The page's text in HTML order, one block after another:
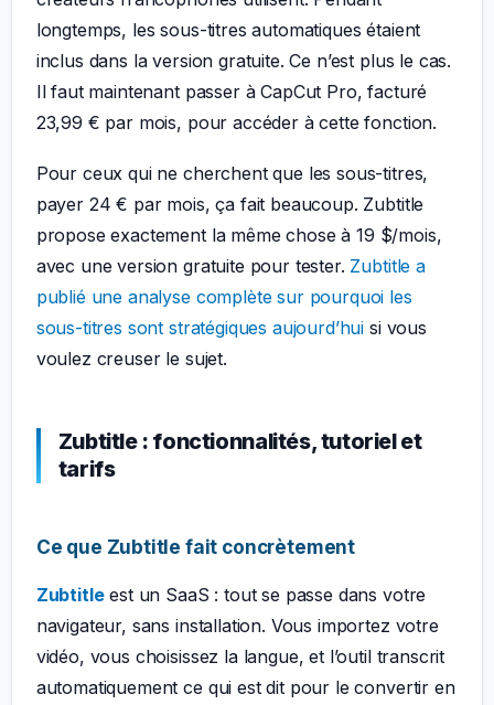
longtemps, les sous-titres automatiques étaient
inclus dans la version gratuite. Ce n’est plus le cas.
Il faut maintenant passer à CapCut Pro, facturé
23,99 € par mois, pour accéder à cette fonction.
Pour ceux qui ne cherchent que les sous-titres,
payer 24 € par mois, ça fait beaucoup. Zubtitle
propose exactement la même chose à 19 $/mois,
avec une version gratuite pour tester. Zubtitle a
publié une analyse complète sur pourquoi les
sous-titres sont stratégiques aujourd’hui si vous
voulez creuser le sujet.
Zubtitle : fonctionnalités, tutoriel et
tarifs
Ce que Zubtitle fait concrètement
Zubtitleest un SaaS : tout se passe dans votre
navigateur, sans installation. Vous importez votre
vidéo, vous choisissez la langue, et l’outil transcrit
automatiquement ce qui est dit pour le convertir en